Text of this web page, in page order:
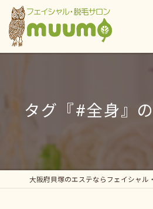
タグ『#全身』